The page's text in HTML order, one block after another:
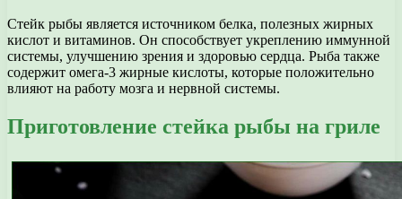
Стейк рыбы является источником белка, полезных жирных
кислот и витаминов. Он способствует укреплению иммунной
системы, улучшению зрения и здоровью сердца. Рыба также
содержит омега-3 жирные кислоты, которые положительно
влияют на работу мозга и нервной системы.
Приготовление стейка рыбы на гриле